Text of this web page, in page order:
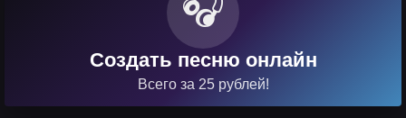
Создать песню онлайн
Всего за 25 рублей!